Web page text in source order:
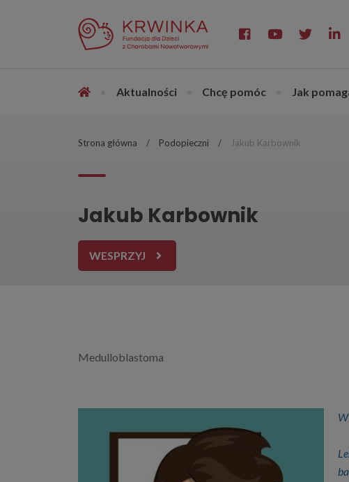
Aktualności Chcę pomóc Jak
Strona główna Podopieczni Jakub Karbownik
Jakub Karbownik
WESPRZYJ
Medulloblastoma